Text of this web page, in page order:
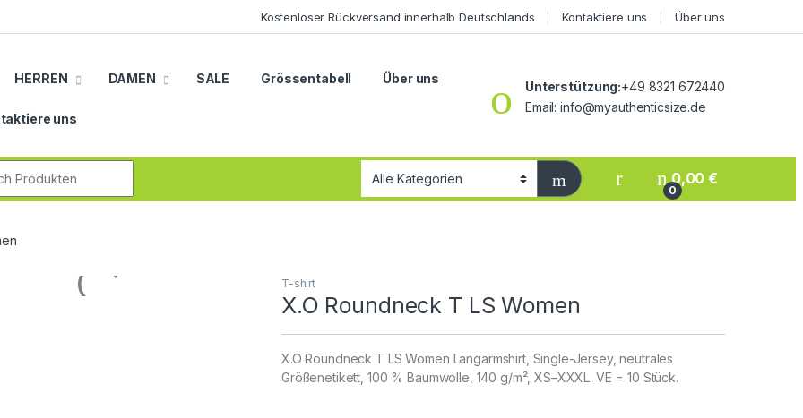
Kostenloser Rückversand innerhalb Deutschlands Kontaktiere uns Über uns
HERREN DAMEN SALE Grössentabell Über uns
uns
Unterstützung:+49 8321 672440
Email: info@myauthenticsize.de
0
0,00€
T-shirt
X.O Roundneck T LS Women
X.O Roundneck T LS Women Langarmshirt, Single-Jersey, neutrales
Größenetikett, 100 % Baumwolle, 140 g/m², XS–XXXL. VE = 10 Stück.